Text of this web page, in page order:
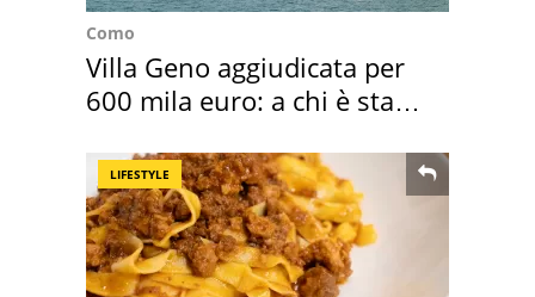
Como
Villa Geno aggiudicata per
600 mila euro: a chi è stata
LIFESTYLE